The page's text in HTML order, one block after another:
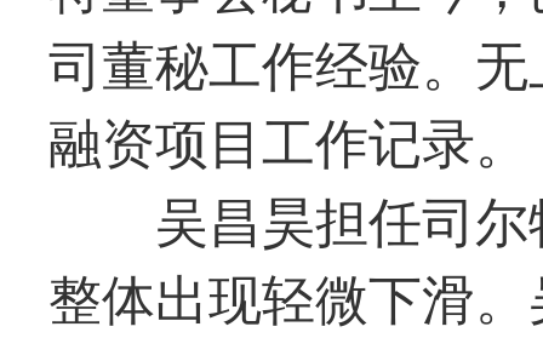
司董秘工作经验。
融资项目工作记录。
吴昌昊担任司
整体出现轻微下滑